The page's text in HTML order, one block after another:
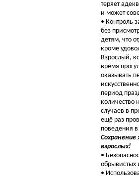
теряет
и может
• Контроль
без
детям, что
кроме
Взрослый,
время
оказывать
период
количество
случаев в
ещё раз
поведения
Сохранение
взрослых!
•
обрывистых
•